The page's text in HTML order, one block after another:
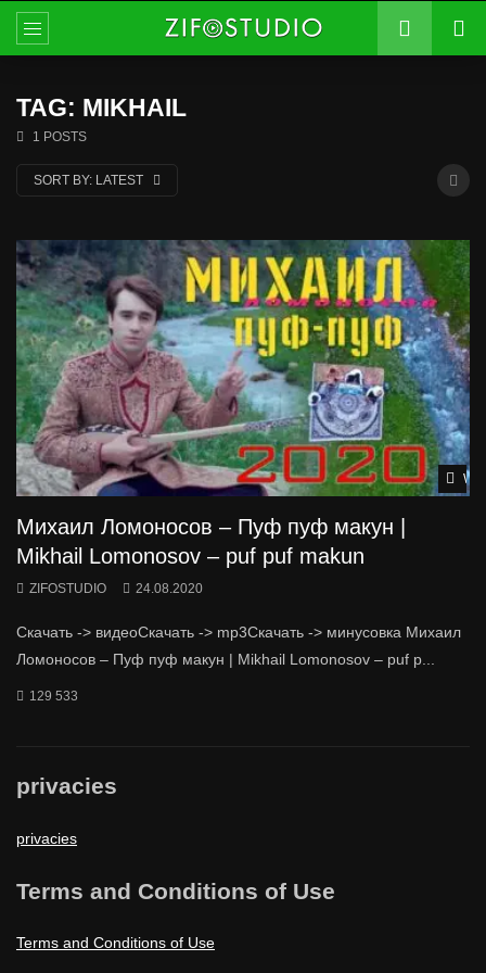
TAG: MIKHAIL
1 POSTS
SORT BY: LATEST
Михаил Ломоносов – Пуф пуф макун |
Mikhail Lomonosov – puf puf makun
ZIFOSTUDIO 24.08.2020
Скачать -> видеоСкачать -> mp3Скачать -> минусовка Михаил
Ломоносов – Пуф пуф макун | Mikhail Lomonosov – puf p...
129 533
privacies
privacies
Terms and Conditions of Use
Terms and Conditions of Use